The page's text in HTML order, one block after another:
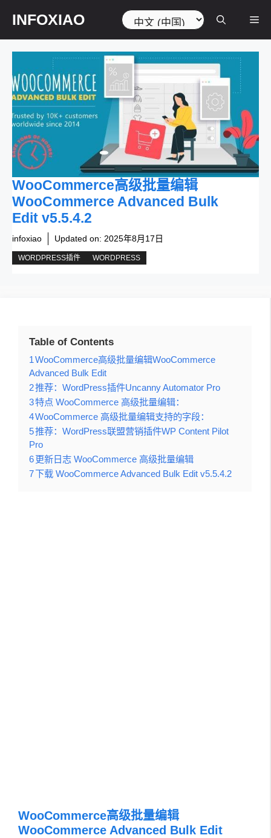
内
INFOXIAO 菜
选
择
语
言
WooCommerce高级批量编辑
WooCommerce Advanced Bulk
Edit v5.5.4.2
infoxiao Updated on: 2025年8月17日
WORDPRESS插件 WORDPRESS
Table of Contents
1WooCommerce高级批量编辑WooCommerce
Advanced Bulk Edit
2推荐：WordPress插件Uncanny Automator Pro
3特点 WooCommerce 高级批量编辑：
4WooCommerce 高级批量编辑支持的字段：
5推荐：WordPress联盟营销插件WP Content Pilot
Pro
6更新日志 WooCommerce 高级批量编辑
7下载 WooCommerce Advanced Bulk Edit v5.5.4.2
WooCommerce高级批量编辑
WooCommerce Advanced Bulk Edit